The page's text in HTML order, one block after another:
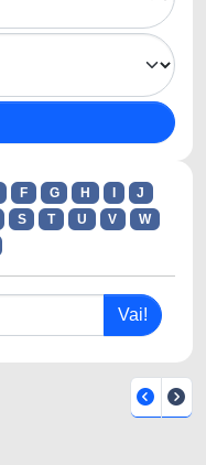
F G H
J
S T U V
W